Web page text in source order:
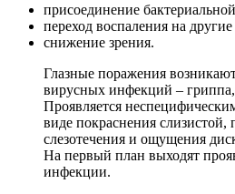
присоединение
переход воспаления на другие
снижение зрения.
Глазные поражения
вирусных инфекций –
Проявляется
виде покраснения
слезотечения и ощущения
На первый план выходят
инфекции.